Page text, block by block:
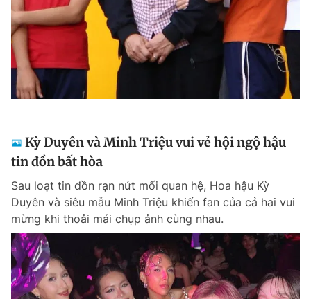
Kỳ Duyên và Minh Triệu vui vẻ hội ngộ hậu
tin đồn bất hòa
Sau loạt tin đồn rạn nứt mối quan hệ, Hoa hậu Kỳ
Duyên và siêu mẫu Minh Triệu khiến fan của cả hai vui
mừng khi thoải mái chụp ảnh cùng nhau.